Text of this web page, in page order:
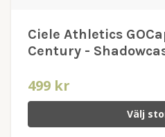
Ciele Athletics
Century -
499 kr
Välj